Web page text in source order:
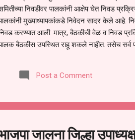
निवडीवर पालकांनी आक्षेप घेत निवड
मुख्याध्यापकांकडे निवेदन सादर केले आहे.
करण्यात आली. मात्र, बैठकीची वेळ व निवड
बैठकीस उपस्थित राहू शकले नाहीत. तसेच सर्व
समितीची फेरनिवडणूक घेण्यात यावी, अशी मागणी
जालना तसेच तालुका शिक्षण अधिकारी, परतूर
Post a Comment
जालना जिल्हा